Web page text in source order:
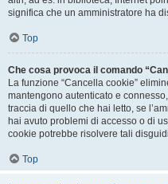
significa che un amministratore ha
Top
Che cosa provoca il comando
La funzione “Cancella cookie”
mantengono autenticato e
traccia di quello che hai letto, se
hai avuto problemi di accesso o di
cookie potrebbe risolvere tali
Top